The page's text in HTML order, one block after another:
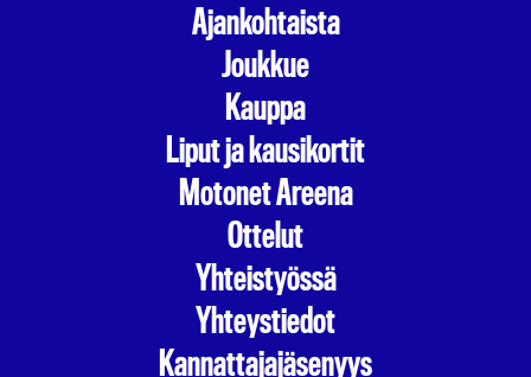
Ajankohtaista
Joukkue
Kauppa
Liput ja kausikortit
Motonet Areena
Ottelut
Yhteistyössä
Yhteystiedot
Kannattajajäsenyys